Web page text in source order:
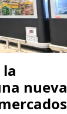
nueva